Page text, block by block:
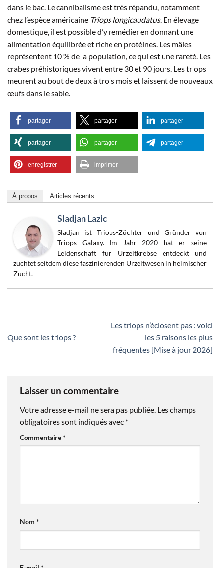
dans le bac. Le cannibalisme est très répandu, notamment
chez l’espèce américaine Triops longicaudatus. En élevage
domestique, il est possible d’y remédier en donnant une
alimentation équilibrée et riche en protéines. Les mâles
représentent 10 % de la population, ce qui est une rareté. Les
crabes préhistoriques vivent entre 30 et 90 jours. Les triops
meurent au bout de deux à trois mois et laissent de nouveaux
œufs dans le sable.
partager partager partager
partager partager partager
enregistrer imprimer
À propos Articles récents
Sladjan Lazic
Sladjan ist Triops-Züchter und Gründer von
Triops Galaxy. Im Jahr 2020 hat er seine
Leidenschaft für Urzeitkrebse entdeckt und
züchtet seitdem diese faszinierenden Urzeitwesen in heimischer
Zucht.
Que sont les triops ?
Les triops n’éclosent pas : voici
les 5 raisons les plus
fréquentes [Mise à jour 2026]
Laisser un commentaire
Votre adresse e-mail ne sera pas publiée. Les champs
obligatoires sont indiqués avec *
Commentaire*
Nom *